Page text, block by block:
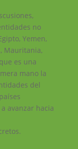
no
Yemen,
Mauritania,
es una
mano la
del
avanzar hacia